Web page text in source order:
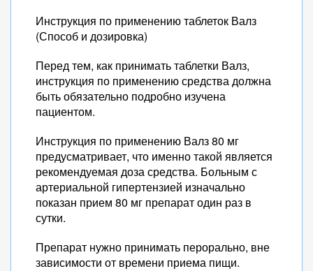
Инструкция по применению таблеток Валз
(Способ и дозировка)
Перед тем, как принимать таблетки Валз,
инструкция по применению средства должна
быть обязательно подробно изучена
пациентом.
Инструкция по применению Валз 80 мг
предусматривает, что именно такой является
рекомендуемая доза средства. Больным с
артериальной гипертензией изначально
показан прием 80 мг препарат один раз в
сутки.
Препарат нужно принимать перорально, вне
зависимости от времени приема пищи.